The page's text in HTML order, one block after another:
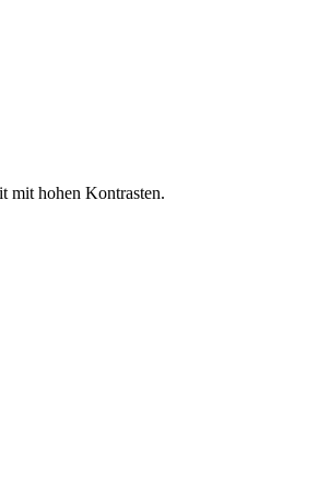
mit hohen Kontrasten.